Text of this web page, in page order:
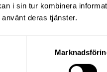
i sin tur kombinera
deras tjänster.